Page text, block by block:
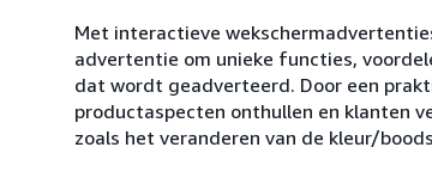
Met interactieve
advertentie om unieke functies,
dat wordt geadverteerd. Door een
productaspecten onthullen en klanten
zoals het veranderen van de kleur/